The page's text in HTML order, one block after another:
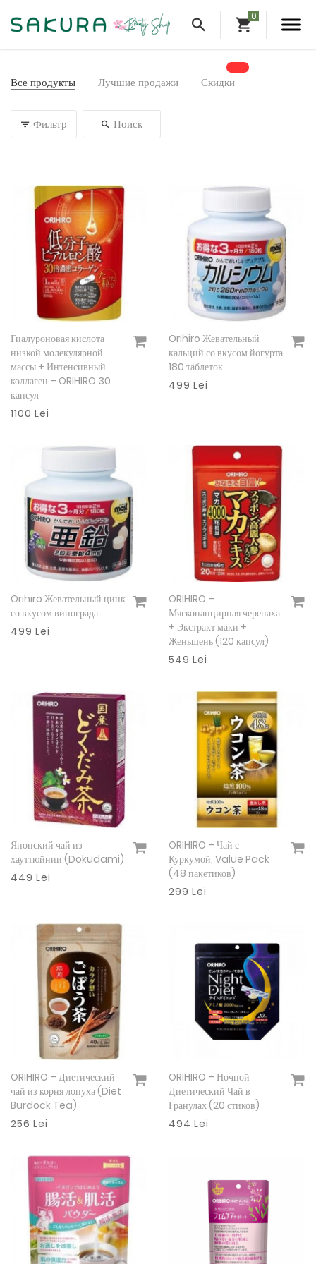
Все продукты Лучшие продажи Скидки
Фильтр Поиск
Подробнее
Гиалуроновая кислота
низкой молекулярной
массы + Интенсивный
коллаген – ORIHIRO 30
капсул
1100 Lei
Подробнее
Orihiro Жевательный
кальций со вкусом йогурта
180 таблеток
499 Lei
Подробнее
Orihiro Жевательный цинк
со вкусом винограда
499 Lei
Подробнее
ORIHIRO –
Мягкопанцирная черепаха
+ Экстракт маки +
Женьшень (120 капсул)
549 Lei
Подробнее
Японский чай из
хауттюйнии (Dokudami)
449 Lei
Подробнее
ORIHIRO – Чай с
Куркумой, Value Pack
(48 пакетиков)
299 Lei
Подробнее
ORIHIRO – Диетический
чай из корня лопуха (Diet
Burdock Tea)
256 Lei
Подробнее
ORIHIRO – Ночной
Диетический Чай в
Гранулах (20 стиков)
494 Lei